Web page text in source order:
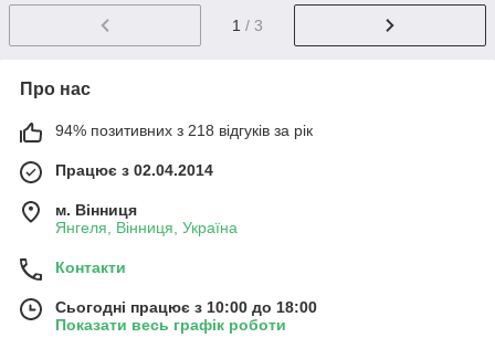
1 / 3
Про нас
94% позитивних з 218 відгуків за рік
Працює з 02.04.2014
м. Вінниця
Янгеля, Вінниця, Україна
Контакти
Сьогодні працює з 10:00 до 18:00
Показати весь графік роботи